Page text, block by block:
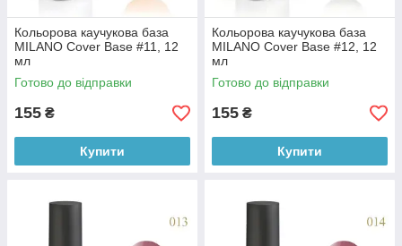
Кольорова каучукова база
MILANO Cover Base #11, 12
мл
Готово до відправки
155 ₴
Купити
Кольорова каучукова база
MILANO Cover Base #12, 12
мл
Готово до відправки
155 ₴
Купити